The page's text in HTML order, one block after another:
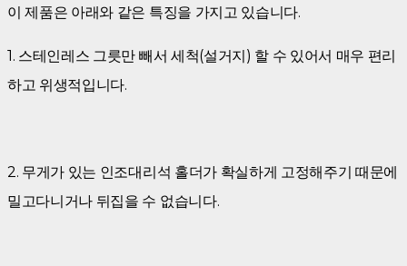
이 제품은 아래와 같은 특징을 가지고 있습니다.
1. 스테인레스 그릇만 빼서 세척(설거지) 할 수 있어서 매우 편리
하고 위생적입니다.
2. 무게가 있는 인조대리석 홀더가 확실하게 고정해주기 때문에
밀고다니거나 뒤집을 수 없습니다.